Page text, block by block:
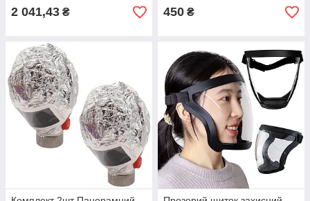
2 041,43 ₴ 450 ₴